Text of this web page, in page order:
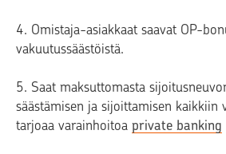
4. Omistaja-asiakkaat saavat OP-
vakuutussäästöistä.
5. Saat maksuttomasta
säästämisen ja sijoittamisen kaikkiin
tarjoaa varainhoitoa private banking